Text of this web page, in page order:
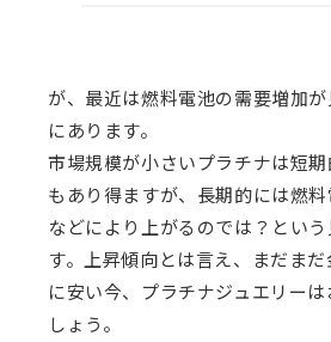
が、最近は燃料電池の需要増加
にあります。
市場規模が小さいプラチナは短
もあり得ますが、長期的には燃
などにより上がるのでは？とい
す。上昇傾向とは言え、まだま
に安い今、プラチナジュエリー
しょう。